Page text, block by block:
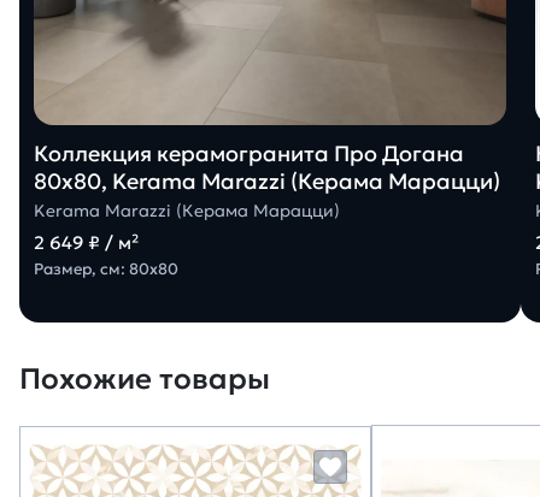
Коллекция керамогранита Про Догана
80х80, Kerama Marazzi (Керама Марацци)
Kerama Marazzi (Керама Марацци)
2 649 ₽ / м²
Размер, см: 80х80
Похожие товары